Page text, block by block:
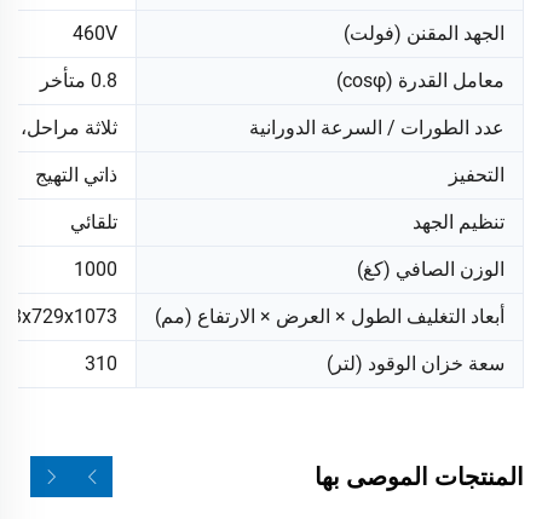
الجهد المقنن (فولت) 460V
معامل القدرة (cosφ) 0.8 متأخر
عدد الطورات / السرعة الدورانية ثلاثة مراحل، 1800 دورة في الدقيقة
التحفيز ذاتي التهيج
تنظيم الجهد تلقائي
الوزن الصافي (كغ) 1000
أبعاد التغليف الطول × العرض × الارتفاع (مم)
سعة خزان الوقود (لتر) 310
المنتجات الموصى بها